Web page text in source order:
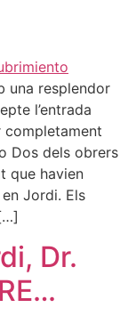
una resplendor
l’entrada
completament
Dos dels obrers
que havien
Jordi. Els
Dr.